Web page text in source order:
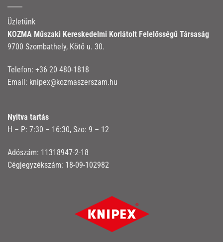
Üzletünk
KOZMA Műszaki Kereskedelmi Korlátolt Felelősségű Társaság
9700 Szombathely, Kötő u. 30.
Telefon: +36 20 480-1818
Email: knipex@kozmaszerszam.hu
Nyitva tartás
H – P: 7:30 – 16:30, Szo: 9 – 12
Adószám: 11318947-2-18
Cégjegyzékszám: 18-09-102982